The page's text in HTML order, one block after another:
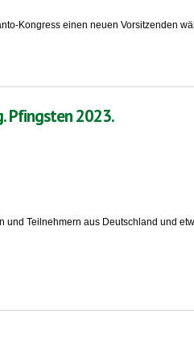
Kongress einen neuen Vorsitzenden
Pfingsten 2023.
Teilnehmern aus Deutschland und